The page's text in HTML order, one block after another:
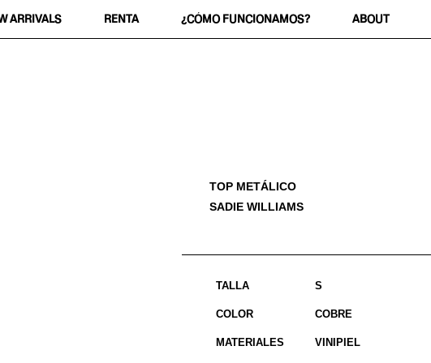
ARRIVALS RENTA ¿CÓMO FUNCIONAMOS? ABOUT
TOP METÁLICO
SADIE WILLIAMS
TALLA S
COLOR COBRE
MATERIALES VINIPIEL